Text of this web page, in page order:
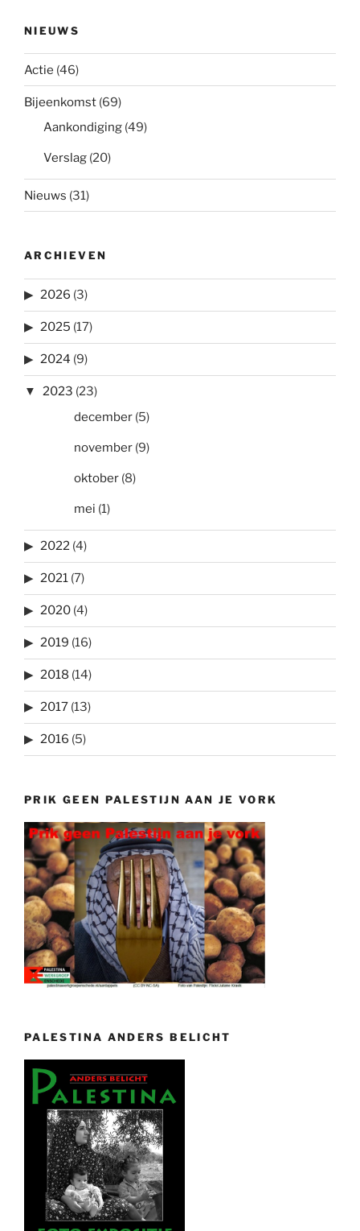
NIEUWS
Actie (46)
Bijeenkomst (69)
Aankondiging (49)
Verslag (20)
Nieuws (31)
ARCHIEVEN
2026 (3)
2025 (17)
2024 (9)
2023 (23)
december(5)
november(9)
oktober(8)
mei (1)
2022 (4)
2021 (7)
2020 (4)
2019 (16)
2018 (14)
2017 (13)
2016 (5)
PRIK GEEN PALESTIJN AAN JE VORK
PALESTINA ANDERS BELICHT